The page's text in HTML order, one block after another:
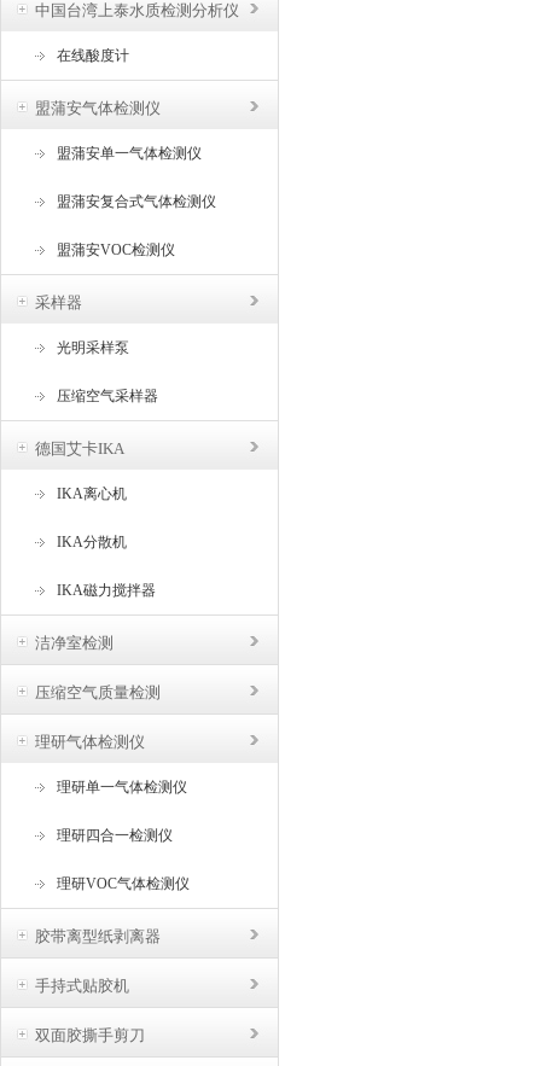
中国台湾上泰水质检测分析仪
在线酸度计
盟蒲安气体检测仪
盟蒲安单一气体检测仪
盟蒲安复合式气体检测仪
盟蒲安VOC检测仪
采样器
光明采样泵
压缩空气采样器
德国艾卡IKA
IKA离心机
IKA分散机
IKA磁力搅拌器
洁净室检测
压缩空气质量检测
理研气体检测仪
理研单一气体检测仪
理研四合一检测仪
理研VOC气体检测仪
胶带离型纸剥离器
手持式贴胶机
双面胶撕手剪刀